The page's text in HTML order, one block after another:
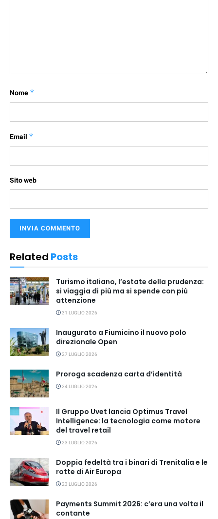
Nome *
Email *
Sito web
Related Posts
Turismo italiano, l’estate della prudenza:
si viaggia di più ma si spende con più
attenzione
31 LUGLIO 2026
Inaugurato a Fiumicino il nuovo polo
direzionale Open
27 LUGLIO 2026
Proroga scadenza carta d’identità
24 LUGLIO 2026
Il Gruppo Uvet lancia Optimus Travel
Intelligence: la tecnologia come motore
del travel retail
23 LUGLIO 2026
Doppia fedeltà tra i binari di Trenitalia e le
rotte di Air Europa
23 LUGLIO 2026
Payments Summit 2026: c’era una volta il
contante